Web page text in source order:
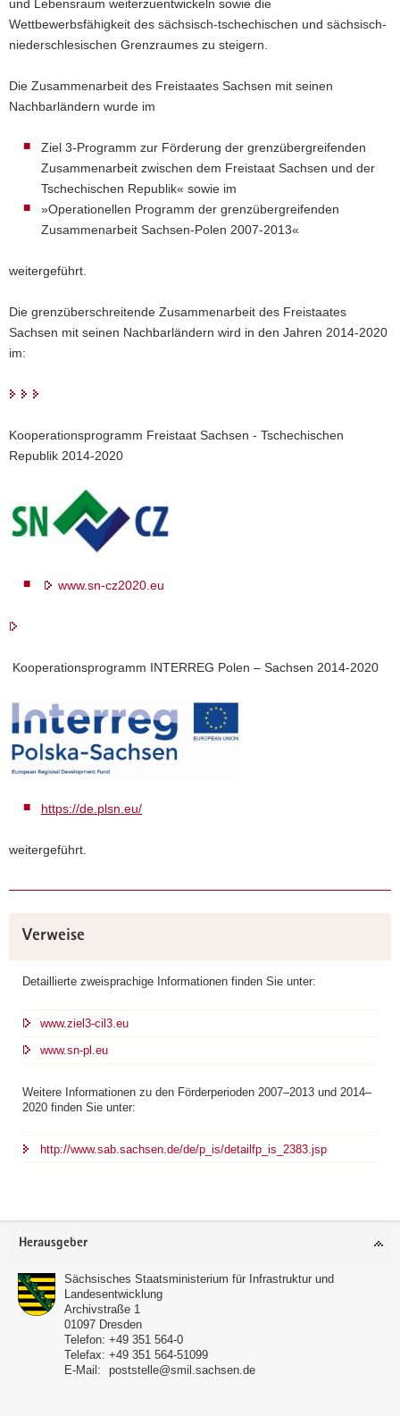
und Lebensraum weiterzuentwickeln sowie die
Wettbewerbsfähigkeit des sächsisch-tschechischen und sächsisch-
niederschlesischen Grenzraumes zu steigern.
Die Zusammenarbeit des Freistaates Sachsen mit seinen
Nachbarländern wurde im
Ziel 3-Programm zur Förderung der grenzübergreifenden
Zusammenarbeit zwischen dem Freistaat Sachsen und der
Tschechischen Republik« sowie im
»Operationellen Programm der grenzübergreifenden
Zusammenarbeit Sachsen-Polen 2007-2013«
weitergeführt.
Die grenzüberschreitende Zusammenarbeit des Freistaates
Sachsen mit seinen Nachbarländern wird in den Jahren 2014-2020
im:
Kooperationsprogramm Freistaat Sachsen - Tschechischen
Republik 2014-2020
www.sn-cz2020.eu
Kooperationsprogramm INTERREG Polen – Sachsen 2014-2020
https://de.plsn.eu/
weitergeführt.
Information
Verweise
Detaillierte zweisprachige Informationen finden Sie unter:
www.ziel3-cil3.eu
www.sn-pl.eu
Weitere Informationen zu den Förderperioden 2007–2013 und 2014–
2020 finden Sie unter:
http://www.sab.sachsen.de/de/p_is/detailfp_is_2383.jsp
Footer-
Herausgeber
Sächsisches Staatsministerium für Infrastruktur und
Landesentwicklung
Archivstraße 1
01097 Dresden
Telefon: +49 351 564-0
Telefax: +49 351 564-51099
E-Mail:
poststelle@smil.sachsen.de